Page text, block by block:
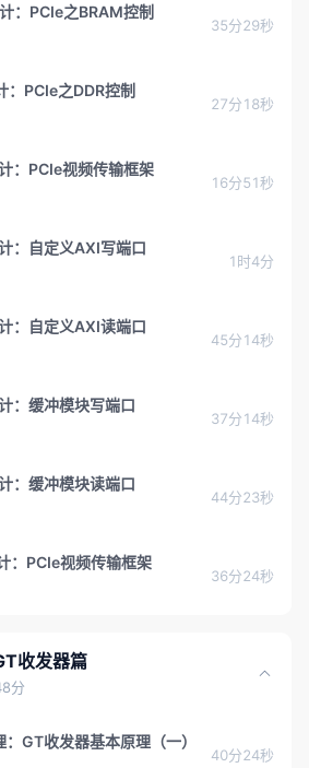
：PCIe之BRAM控制
35分29秒
：PCIe之DDR控制
27分18秒
：PCIe视频传输框架
16分51秒
：自定义AXI写端口
1时4分
：自定义AXI读端口
45分14秒
：缓冲模块写端口
37分14秒
：缓冲模块读端口
44分23秒
：PCIe视频传输框架
36分24秒
收发器篇
分
GT收发器基本原理（一）
40分24秒